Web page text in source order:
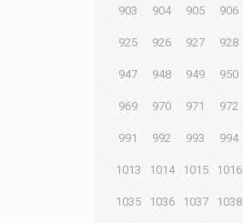
903 904 905 906
925 926 927 928
947 948 949 950
969 970 971 972
991 992 993 994
1013 1014 1015 1016
1035 1036 1037 1038